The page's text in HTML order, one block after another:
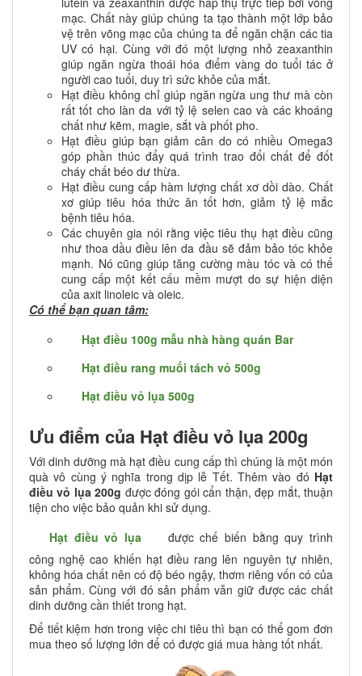
mạc. Chất này giúp chúng ta tạo thành một lớp bảo
vệ trên võng mạc của chúng ta để ngăn chặn các tia
UV có hại. Cùng với đó một lượng nhỏ zeaxanthin
giúp ngăn ngừa thoái hóa điểm vàng do tuổi tác ở
người cao tuổi, duy trì sức khỏe của mắt.
Hạt điều không chỉ giúp ngăn ngừa ung thư mà còn
rất tốt cho làn da với tỷ lệ selen cao và các khoáng
chất như kẽm, magie, sắt và phốt pho.
Hạt điều giúp bạn giảm cân do có nhiều Omega3
góp phần thúc đẩy quá trình trao đổi chất để đốt
cháy chất béo dư thừa.
Hạt điều cung cấp hàm lượng chất xơ dồi dào. Chất
xơ giúp tiêu hóa thức ăn tốt hơn, giảm tỷ lệ mắc
bệnh tiêu hóa.
Các chuyên gia nói rằng việc tiêu thụ hạt điều cũng
như thoa dầu điều lên da đầu sẽ đảm bảo tóc khỏe
mạnh. Nó cũng giúp tăng cường màu tóc và có thể
cung cấp một kết cấu mềm mượt do sự hiện diện
của axit linoleic và oleic.
Có thể bạn quan tâm:
Hạt điều 100g mẫu nhà hàng quán Bar
Hạt điều rang muối tách vỏ 500g
Hạt điều vỏ lụa 500g
Ưu điểm của Hạt điều vỏ lụa 200g
Với dinh dưỡng mà hạt điều cung cấp thì chúng là một món
quà vô cùng ý nghĩa trong dịp lễ Tết. Thêm vào đó Hạt
điều vỏ lụa 200g được đóng gói cẩn thận, đẹp mắt, thuận
tiện cho việc bảo quản khi sử dụng.
Hạt điều vỏ lụa
được chế biến bằng quy trình
công nghệ cao khiến hạt điều rang lên nguyên tự nhiên,
không hóa chất nên có độ béo ngậy, thơm riêng vốn có của
sản phẩm. Cùng với đó sản phẩm vẫn giữ được các chất
dinh dưỡng cần thiết trong hạt.
Để tiết kiệm hơn trong việc chi tiêu thì bạn có thể gom đơn
mua theo số lượng lớn để có được giá mua hàng tốt nhất.